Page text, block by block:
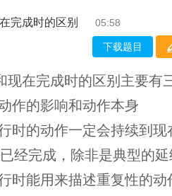
完成时的区别 05:58
下载题目
现在完成时的区别主要有
作的影响和动作本身
时的动作一定会持续到现
经完成，除非是典型的
时能用来描述重复性的动